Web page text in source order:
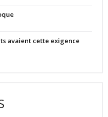
avaient cette exigence